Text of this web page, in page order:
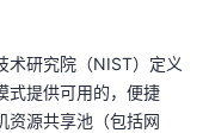
术研究院（NIST）定义
式提供可用的，便捷
资源共享池（包括网